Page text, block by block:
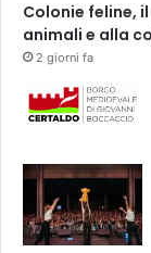
o
G
T
o
Colonie feline,
animali e alla
2 giorni fa